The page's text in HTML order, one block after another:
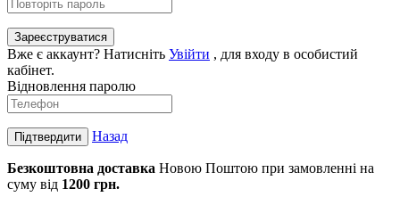
Зареєструватися
Вже є аккаунт? Натисніть Увійти , для входу в особистий
кабінет.
Відновлення паролю
Підтвердити Назад
Безкоштовна доставка Новою Поштою при замовленні на
суму від 1200 грн.